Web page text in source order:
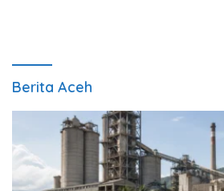
Berita Aceh